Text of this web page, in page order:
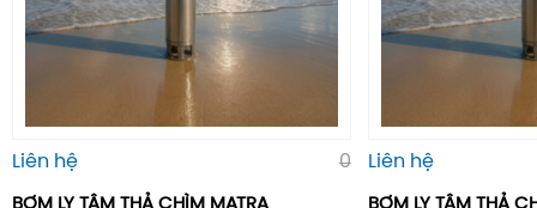
Liên hệ 0 Liên hệ